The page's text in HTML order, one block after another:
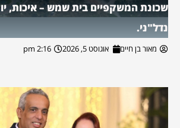
שכונת המשקפיים בית שמש – איכות,
נדל"ני.
מאור בן חיים אוגוסט 5, 2026 2:16 pm